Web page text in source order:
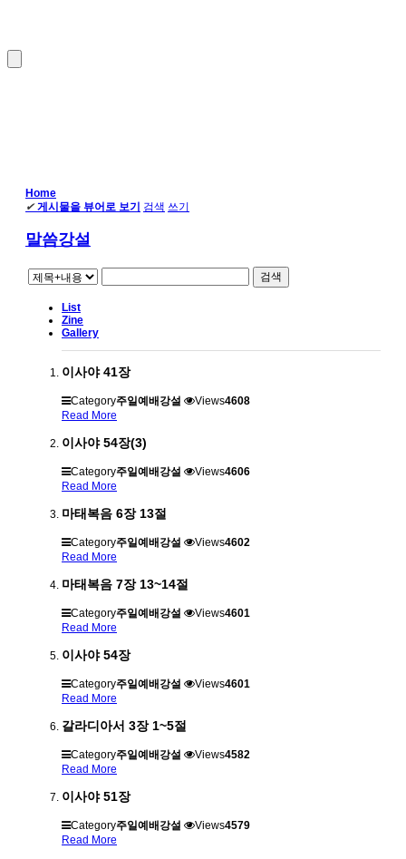
Home
✔ 게시물을 뷰어로 보기 검색 쓰기
말씀강설
검색
List
Zine
Gallery
이사야 41장
Category주일예배강설 Views4608
Read More
이사야 54장(3)
Category주일예배강설 Views4606
Read More
마태복음 6장 13절
Category주일예배강설 Views4602
Read More
마태복음 7장 13~14절
Category주일예배강설 Views4601
Read More
이사야 54장
Category주일예배강설 Views4601
Read More
갈라디아서 3장 1~5절
Category주일예배강설 Views4582
Read More
이사야 51장
Category주일예배강설 Views4579
Read More